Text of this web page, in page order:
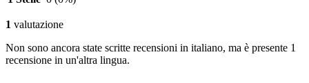
1 valutazione
Non sono ancora state scritte recensioni in italiano, ma è presente 1
recensione in un'altra lingua.